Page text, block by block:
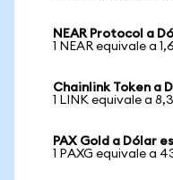
NEAR Protocol a
1 NEAR equivale a
Chainlink Token a
1 LINK equivale a
PAX Gold a Dólar
1 PAXG equivale a